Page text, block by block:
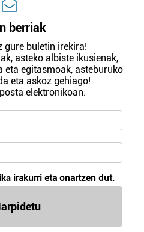
berriak
gure buletin irekira!
asteko albiste ikusienak,
eta egitasmoak, asteburuko
eta askoz gehiago!
elektronikoan.
irakurri eta onartzen dut.